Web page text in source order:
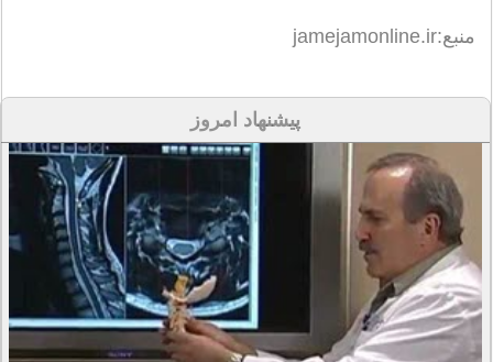
منبع:jamejamonline.ir
پیشنهاد امروز